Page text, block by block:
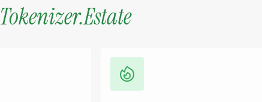
Tokenizer.Estate